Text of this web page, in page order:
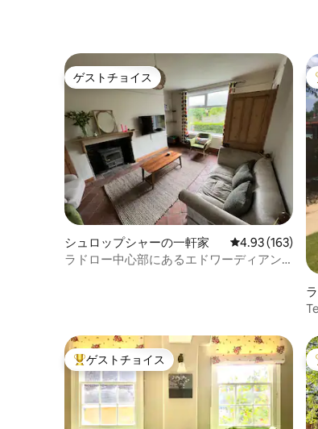
ゲストチョイス
ゲストチョイス
シュロップシャーの一軒家 レビュー163件
4.93 (163)
ラドロー中心部にあるエドワーディアン
大好評のゲストチョイスです。
ゲストチョイス